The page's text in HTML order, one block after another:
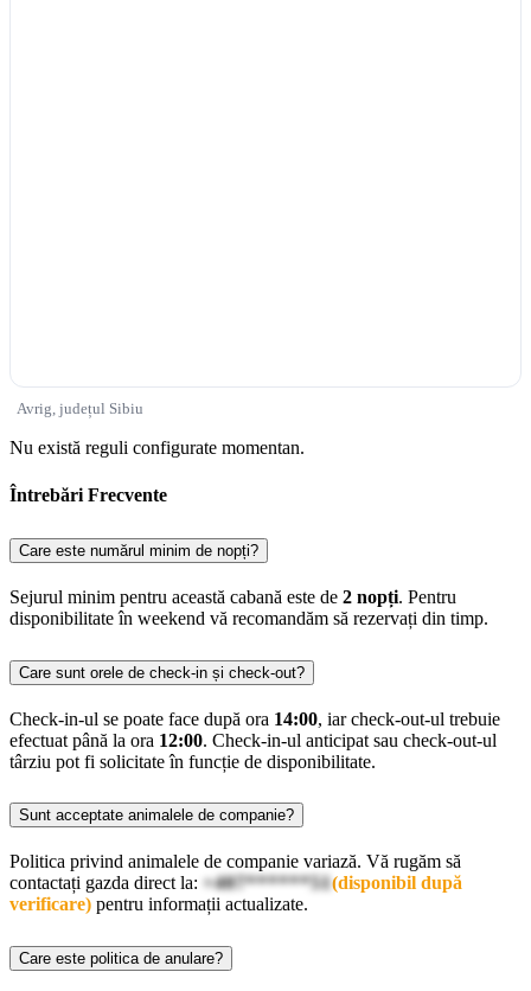
Avrig, județul Sibiu
Nu există reguli configurate momentan.
Întrebări Frecvente
Care este numărul minim de nopți?
Sejurul minim pentru această cabană este de 2 nopți. Pentru
disponibilitate în weekend vă recomandăm să rezervați din timp.
Care sunt orele de check-in și check-out?
Check-in-ul se poate face după ora 14:00, iar check-out-ul trebuie
efectuat până la ora 12:00. Check-in-ul anticipat sau check-out-ul
târziu pot fi solicitate în funcție de disponibilitate.
Sunt acceptate animalele de companie?
Politica privind animalele de companie variază. Vă rugăm să
contactați gazda direct la: +407******51(disponibil după
verificare) pentru informații actualizate.
Care este politica de anulare?